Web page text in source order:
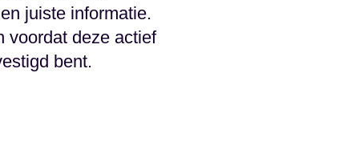
juiste informatie.
voordat deze actief
bent.